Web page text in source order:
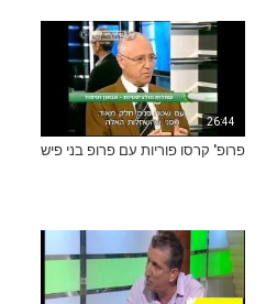
26:44
פרופ' קרסו פוריות עם פרופ בני פיש